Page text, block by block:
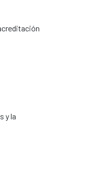
y la